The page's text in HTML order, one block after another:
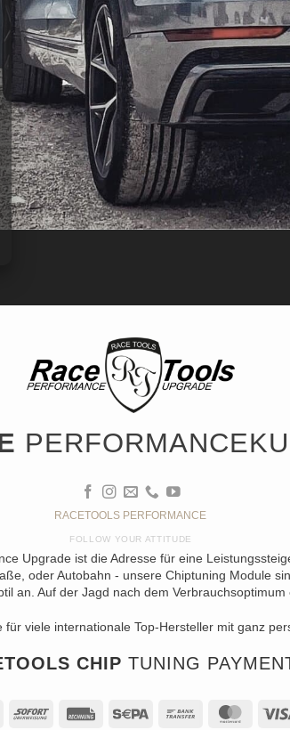
RACETOOLS PERFORMANCE
FOLLOW YOUR ATTITUDE
Upgrade ist die Adresse für eine
oder Autobahn - unsere Chiptuning Module
an. Auf der Jagd nach dem
für viele internationale Top-Hersteller mit ganz
CHIP TUNING
Sofort RechungSepa
Bank